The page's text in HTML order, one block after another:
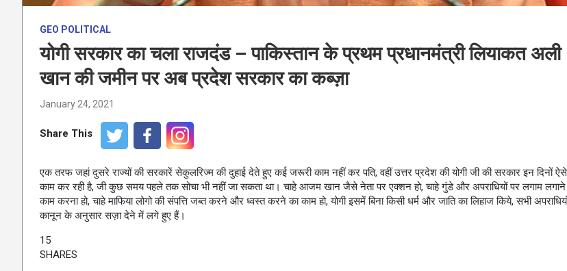
GEO POLITICAL
योगी सरकार का चला राजदंड – पाकिस्तान के प्रथम प्रधानमंत्री लियाकत अली
खान की जमीन पर अब प्रदेश सरकार का कब्ज़ा
January 24, 2021
Share This
एक तरफ जहां दुसरे राज्यों की सरकारें सेकुलरिज्म की दुहाई देते हुए कई जरूरी काम नहीं कर पति, वहीं उत्तर प्रदेश की योगी जी की सरकार इन दिनों
काम कर रही है, जी कुछ समय पहले तक सोचा भी नहीं जा सकता था। चाहे आजम खान जैसे नेता पर एक्शन हो, चाहे गुंडे और अपराधियों पर लगाम
काम करना हो, चाहे माफिया लोगो की संपत्ति जब्त करने और ध्वस्त करने का काम हो, योगी इसमें बिना किसी धर्म और जाति का लिहाज किये, सभी
कानून के अनुसार सज़ा देने में लगे हुए हैं।
15
SHARES